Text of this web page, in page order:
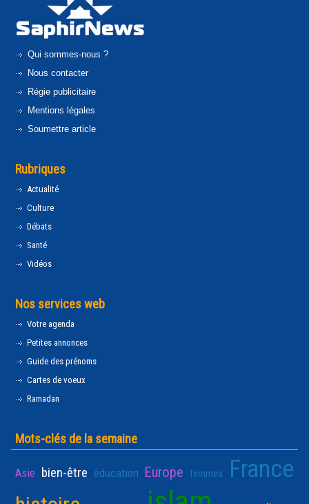
Qui sommes-nous ?
Nous contacter
Régie publicitaire
Mentions légales
Soumettre article
Rubriques
Actualité
Culture
Débats
Santé
Vidéos
Nos services web
Votre agenda
Petites annonces
Guide des prénoms
Cartes de voeux
Ramadan
Mots-clés de la semaine
Asie bien-être éducation Europe femmes France